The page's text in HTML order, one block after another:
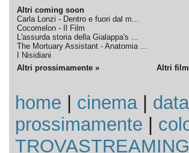
Altri coming soon
Carla Lonzi - Dentro e fuori dal m...
Cocomelon - Il Film
L'assurda storia della Gialappa's ...
The Mortuary Assistant - Anatomia ...
I Nisidiani
Altri prossimamente » Altri
home cinema|
prossimamente
TROVASTREAMING